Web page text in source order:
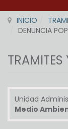
INICIO
DENUNCIA
TRAMITES
Unidad
Medio